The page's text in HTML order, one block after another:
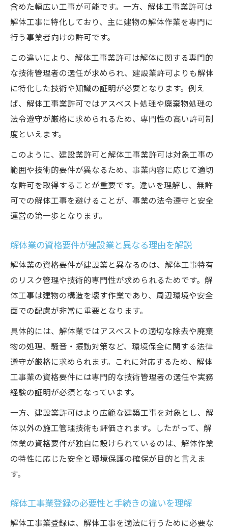
含めた幅広い工事が可能です。一方、解体工事業許可は
解体工事に特化しており、主に建物の解体作業を専門に
行う事業者向けの許可です。
この違いにより、解体工事業許可は解体に関する専門的
な技術管理者の選任が求められ、建設業許可よりも解体
に特化した技術や知識の証明が必要となります。例え
ば、解体工事業許可ではアスベスト処理や廃棄物処理の
法令遵守が厳格に求められるため、専門性の高い許可制
度といえます。
このように、建設業許可と解体工事業許可は対象工事の
範囲や技術的要件が異なるため、事業内容に応じて適切
な許可を取得することが重要です。違いを理解し、無許
可での解体工事を避けることが、事業の法令遵守と安全
運営の第一歩となります。
解体業の資格要件が建設業と異なる理由を解説
解体業の資格要件が建設業と異なるのは、解体工事特有
のリスク管理や技術的専門性が求められるためです。解
体工事は建物の構造を壊す作業であり、周辺環境や安全
面での配慮が非常に重要となります。
具体的には、解体業ではアスベストの適切な除去や廃棄
物の処理、騒音・振動対策など、環境保全に関する法律
遵守が厳格に求められます。これに対応するため、解体
工事業の資格要件には専門的な技術管理者の選任や実務
経験の証明が必須となっています。
一方、建設業許可はより広範な建築工事を対象とし、解
体以外の施工管理技術も評価されます。したがって、解
体業の資格要件が独自に設けられているのは、解体作業
の特性に応じた安全と環境保護の確保が目的と言えま
す。
解体工事業登録の必要性と手続きの違いを理解
解体工事業登録は、解体工事を適法に行うために必要な